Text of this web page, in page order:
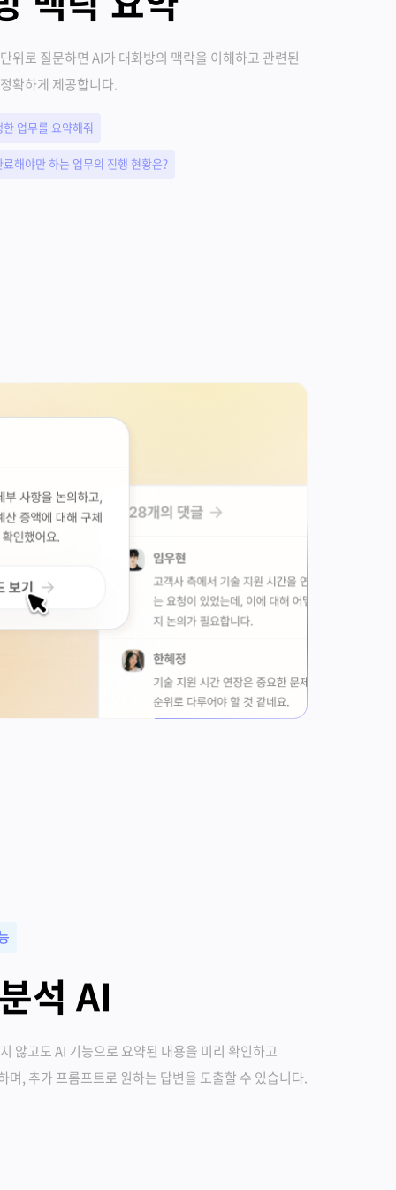
위로 질문하면 AI가 대화방의 맥락을 이해하고 관련된
확하게 제공합니다.
업무를 요약해줘
해야만 하는 업무의 진행 현황은?
석 AI
않고도 AI 기능으로 요약된 내용을 미리 확인하고
며, 추가 프롬프트로 원하는 답변을 도출할 수 있습니다.